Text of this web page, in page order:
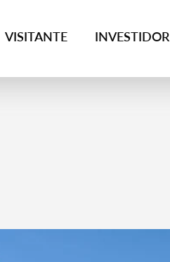
VISITANTE INVESTIDOR